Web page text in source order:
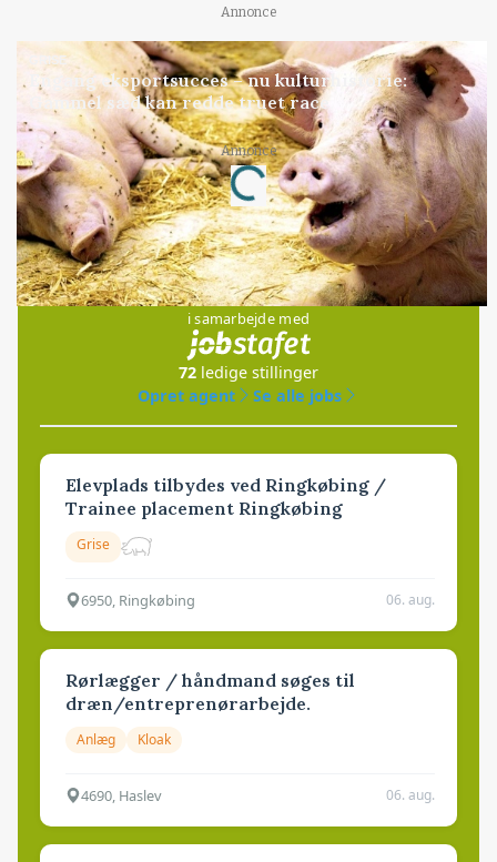
Annonce
GRISE
Engang eksportsucces – nu kulturhistorie:
Gammel sæd kan redde truet race
Annonce
Loading...
Jobs
i samarbejde med
72 ledige stillinger
Opret agent
Se alle jobs
Elevplads tilbydes ved Ringkøbing /
Trainee placement Ringkøbing
Grise
6950, Ringkøbing 06. aug.
Rørlægger / håndmand søges til
dræn/entreprenørarbejde.
Anlæg Kloak
4690, Haslev 06. aug.